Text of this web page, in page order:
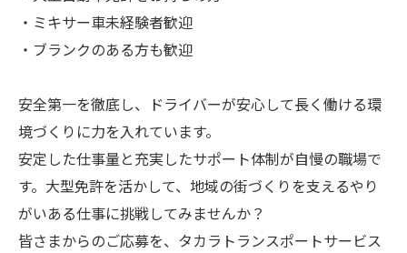
・ミキサー車未経験者歓迎
・ブランクのある方も歓迎
安全第一を徹底し、ドライバーが安心して長く働ける環
境づくりに力を入れています。
安定した仕事量と充実したサポート体制が自慢の職場で
す。大型免許を活かして、地域の街づくりを支えるやり
がいある仕事に挑戦してみませんか？
皆さまからのご応募を、タカラトランスポートサービス